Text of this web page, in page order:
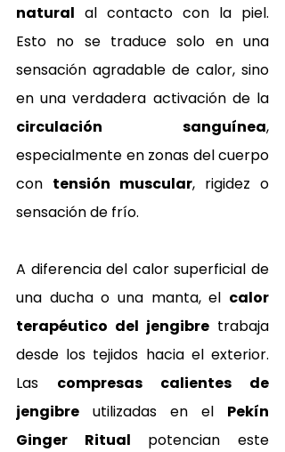
natural al contacto con la piel.
Esto no se traduce solo en una
sensación agradable de calor, sino
circulación sanguínea,
especialmente en zonas del cuerpo
con tensión muscular, rigidez o
sensación de frío.
A diferencia del calor superficial de
una ducha o una manta, el calor
terapéutico del jengibre trabaja
desde los tejidos hacia el exterior.
Las compresas calientes de
jengibre utilizadas en el Pekín
Ginger Ritual potencian este